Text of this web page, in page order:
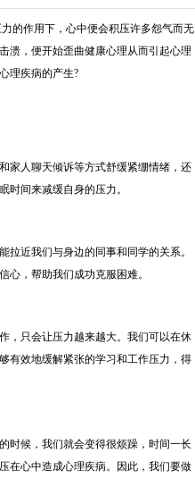
的作用下，心中便会积压许多怨气而无
溃，便开始歪曲健康心理从而引起心理
理疾病的产生?
家人聊天倾诉等方式舒缓紧绷情绪，还
时间来减缓自身的压力。
近我们与身边的同事和同学的关系。
心，帮助我们成功克服困难。
，只会让压力越来越大。我们可以在休
有效地缓解紧张的学习和工作压力，得
时候，我们就会变得很烦躁，时间一长
在心中造成心理疾病。因此，我们要做